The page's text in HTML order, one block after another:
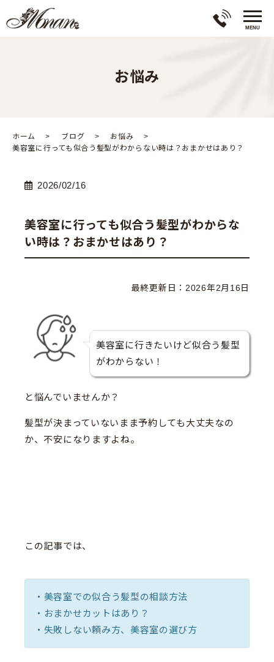
お悩み
ホーム ブログ
お悩み
美容室に行っても似合う髪型がわからない時は？おまかせはあり？
2026/02/16
美容室に行っても似合う髪型がわからな
い時は？おまかせはあり？
最終更新日： 2026年2月16日
美容室に行きたいけど似合う髪型
がわからない！
と悩んでいませんか？
髪型が決まっていないまま予約しても大丈夫なの
か、不安になりますよね。
この記事では、
・美容室での似合う髪型の相談方法
・おまかせカットはあり？
・失敗しない頼み方、美容室の選び方